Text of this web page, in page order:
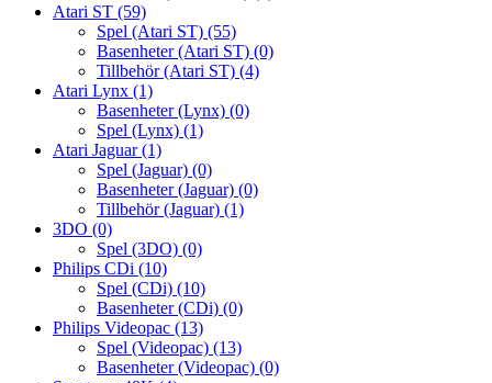
Atari ST (59)
Spel (Atari ST) (55)
Basenheter (Atari ST) (0)
Tillbehör (Atari ST) (4)
Atari Lynx (1)
Basenheter (Lynx) (0)
Spel (Lynx) (1)
Atari Jaguar(1)
Spel (Jaguar) (0)
Basenheter (Jaguar) (0)
Tillbehör (Jaguar) (1)
3DO (0)
Spel (3DO) (0)
Philips CDi (10)
Spel (CDi) (10)
Basenheter (CDi) (0)
Philips Videopac (13)
Spel (Videopac) (13)
Basenheter (Videopac) (0)